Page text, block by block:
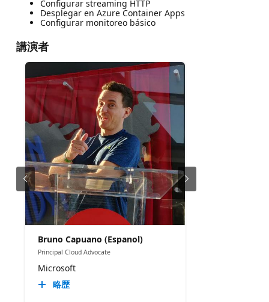
Configurar streaming HTTP
Desplegar en Azure Container Apps
Configurar monitoreo básico
講演者
Bruno Capuano (Espanol)
Principal Cloud Advocate
Microsoft
略歴